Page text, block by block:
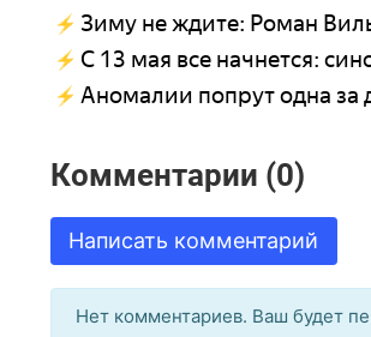
Зиму не ждите: Роман
С 13 мая все начнется:
Аномалии попрут одна за
Комментарии (0)
Написать комментарий
Нет комментариев. Ваш будет